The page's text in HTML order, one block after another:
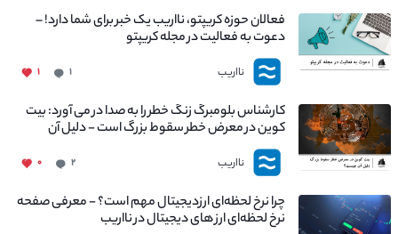
فعالان حوزه کریپتو، نااریب یک خبر برای شما دارد! –
دعوت به فعالیت در مجله کریپتو
نااریب ۱ ۱
کارشناس بلومبرگ زنگ خطر را به صدا در می آورد: بیت
کوین در معرض خطر سقوط بزرگ است - دلیل آن
چیست؟
نااریب ۲ ۰
چرا نرخ لحظه‌ای ارزدیجیتال مهم است؟ - معرفی صفحه
نرخ لحظه‌ای ارز های دیجیتال در نااریب